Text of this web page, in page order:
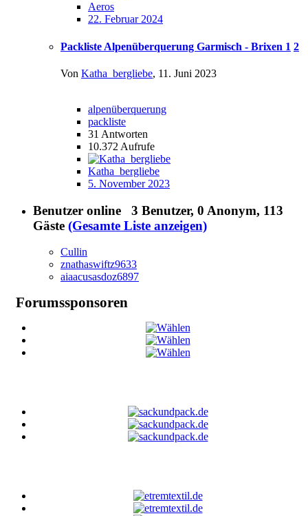
Aeros
22. Februar 2024
Packliste Alpenüberquerung Garmisch - Brixen 1 2
Von Katha_bergliebe, 11. Juni 2023
alpenüberquerung
packliste
31 Antworten
10.372 Aufrufe
Katha_bergliebe
5. November 2023
Benutzer online 3 Benutzer, 0 Anonym, 113
Gäste (Gesamte Liste anzeigen)
Cullin
znathaswiftz9633
aiaacusasdoz6897
Forumssponsoren